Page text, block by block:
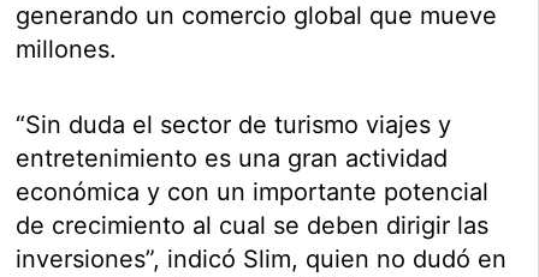
generando un comercio global que mueve
millones.
“Sin duda el sector de turismo viajes y
entretenimiento es una gran actividad
económica y con un importante potencial
de crecimiento al cual se deben dirigir las
inversiones”, indicó Slim, quien no dudó en